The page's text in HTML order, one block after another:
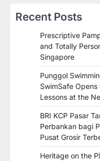
Recent Posts
Prescriptive
and Totally
Singapore
Punggol
SwimSafe
Lessons at the
BRI KCP Pasar
Perbankan bagi
Pusat Grosir
Heritage on the